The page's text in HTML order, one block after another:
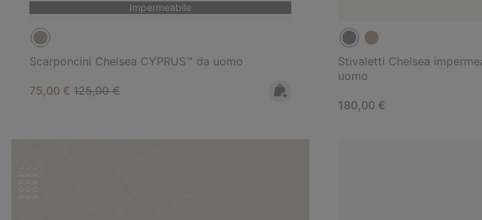
Impermeabile
Scarponcini Chelsea CYPRUS™ da uomo
Sale price:
75,00 € Regular price:
125,00 €
Stivaletti Chelsea
uomo
Regular price:
180,00 €